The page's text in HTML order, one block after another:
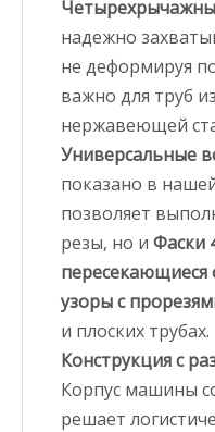
надежно
не деформируя
важно для труб
нержавеющей
Универсальные
показано в
позволяет
резы, но и Фаски
пересекающиеся
узоры с
и плоских трубах.
Конструкция с
Корпус машины
решает